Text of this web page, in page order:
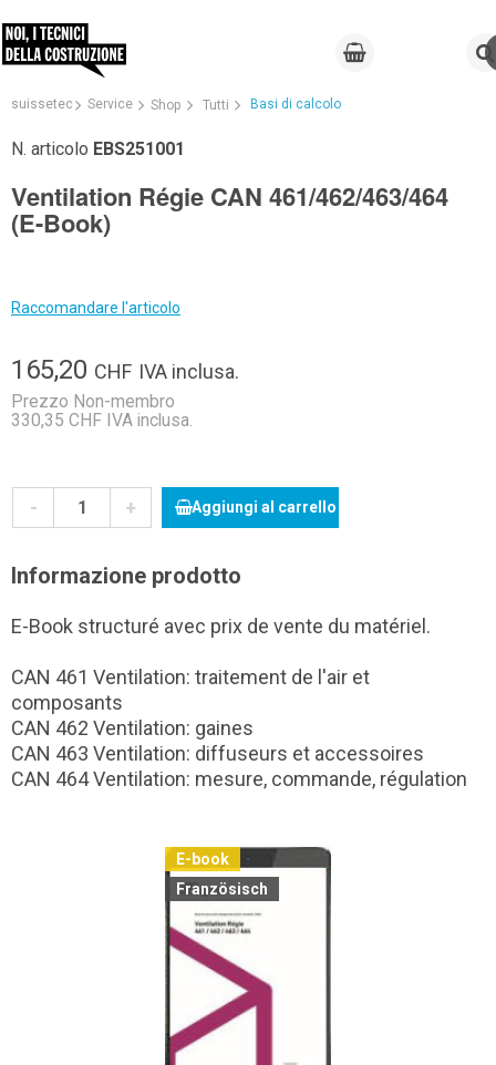
suissetec Service Shop Tutti Basi di calcolo
N. articolo EBS251001
Ventilation Régie CAN 461/462/463/464
(E-Book)
Raccomandare l'articolo
165,20 CHF IVA inclusa.
Prezzo Non-membro
330,35 CHF IVA inclusa.
- + Aggiungi al carrello
Informazione prodotto
E-Book structuré avec prix de vente du matériel.
CAN 461 Ventilation: traitement de l'air et
composants
CAN 462 Ventilation: gaines
CAN 463 Ventilation: diffuseurs et accessoires
CAN 464 Ventilation: mesure, commande, régulation
E-book
Französisch